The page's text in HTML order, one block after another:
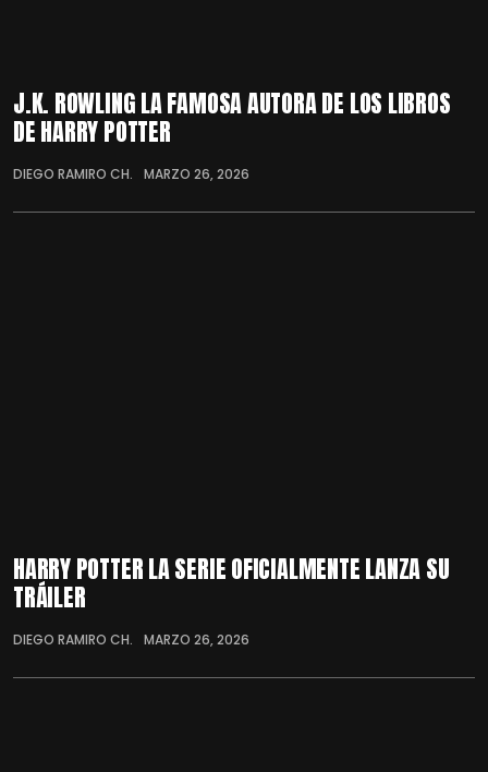
J.K. ROWLING LA FAMOSA AUTORA DE LOS LIBROS
DE HARRY POTTER
DIEGO RAMIRO CH. MARZO 26, 2026
HARRY POTTER LA SERIE OFICIALMENTE LANZA SU
TRÁILER
DIEGO RAMIRO CH. MARZO 26, 2026